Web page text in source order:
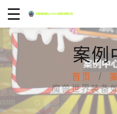
案例
首页
魔兽世界装备